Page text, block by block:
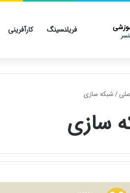
فریلنسینگ کارآفرینی
/شبکه سازی
سازی